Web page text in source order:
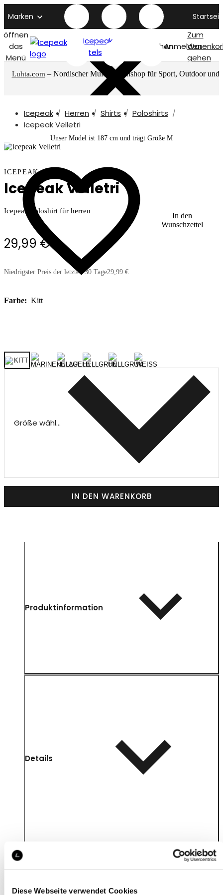
Diese Webseite verwendet Cookies
Marken
öffnen
das
Menü
Icepeak
titelseite
SuchenAnmelden
Zum
gehen
Luhta.com – Nordischer Multimarkenshop für Sport, Outdoor und
Icepeak Herren Shirts
Poloshirts
Icepeak Velletri
In den
Wunschzettel
Unser Model ist 187 cm und trägt Größe M
ICEPEAK
Icepeak Velletri
Icepeak Poloshirt für herren
29,99 €
Niedrigster Preis der letzten 30 Tage29,99 €
Farbe: Kitt
Größe wählen
IN DEN WARENKORB
Produktinformation
Details